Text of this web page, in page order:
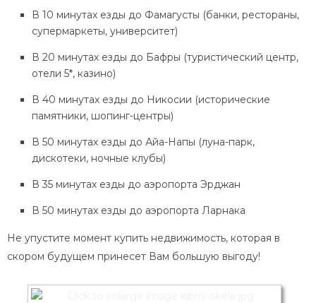
В 10 минутах езды до Фамагусты (банки, рестораны,
супермаркеты, университет)
В 20 минутах езды до Бафры (туристический центр,
отели 5*, казино)
В 40 минутах езды до Никосии (исторические
памятники, шопинг-центры)
В 50 минутах езды до Айа-Напы (луна-парк,
дискотеки, ночные клубы)
В 35 минутах езды до аэропорта Эрджан
В 50 минутах езды до аэропорта Ларнака
Не упустите момент купить недвижимость, которая в
скором будущем принесет Вам большую выгоду!